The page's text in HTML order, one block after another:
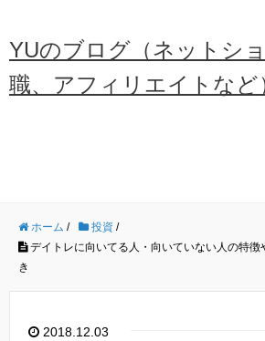
YUのブログ（ネットシ
職、アフィリエイトなど
ホーム / 投資 /
デイトレに向いてる人・向いていない人の特徴
き
2018.12.03